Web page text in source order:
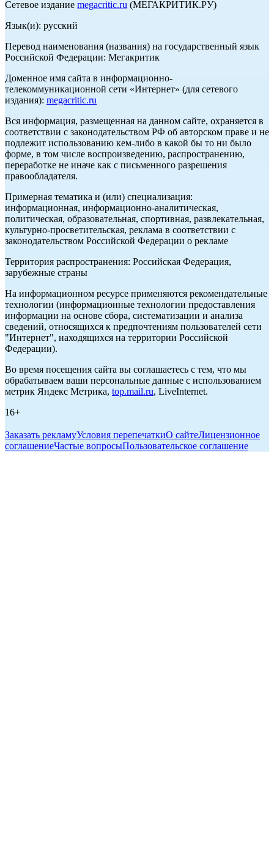
Сетевое издание megacritic.ru (МЕГАКРИТИК.РУ)
Язык(и): русский
Перевод наименования (названия) на государственный язык
Российской Федерации: Мегакритик
Доменное имя сайта в информационно-
телекоммуникационной сети «Интернет» (для сетевого
издания): megacritic.ru
Вся информация, размещенная на данном сайте, охраняется в
соответствии с законодательством РФ об авторском праве и не
подлежит использованию кем-либо в какой бы то ни было
форме, в том числе воспроизведению, распространению,
переработке не иначе как с письменного разрешения
правообладателя.
Примерная тематика и (или) специализация:
информационная, информационно-аналитическая,
политическая, образовательная, спортивная, развлекательная,
культурно-просветительская, реклама в соответствии с
законодательством Российской Федерации о рекламе
Территория распространения: Российская Федерация,
зарубежные страны
На информационном ресурсе применяются рекомендательные
технологии (информационные технологии предоставления
информации на основе сбора, систематизации и анализа
сведений, относящихся к предпочтениям пользователей сети
"Интернет", находящихся на территории Российской
Федерации).
Во время посещения сайта вы соглашаетесь с тем, что мы
обрабатываем ваши персональные данные с использованием
метрик Яндекс Метрика, top.mail.ru, LiveInternet.
16+
Заказать рекламуУсловия перепечаткиО сайтеЛицензионное
соглашениеЧастые вопросыПользовательское соглашение